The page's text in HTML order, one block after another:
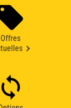
Offres